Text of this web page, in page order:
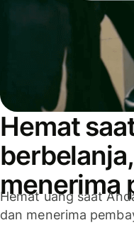
Hemat
menerima
Hemat uang saat
dan menerima